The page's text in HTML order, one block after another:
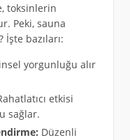
toksinlerin
Peki, sauna
bazıları:
yorgunluğu alır
etkisi
sağlar.
Düzenli